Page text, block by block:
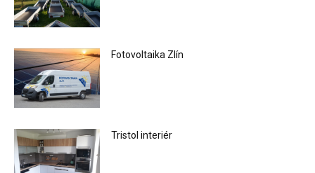
Fotovoltaika Zlín
Tristol interiér